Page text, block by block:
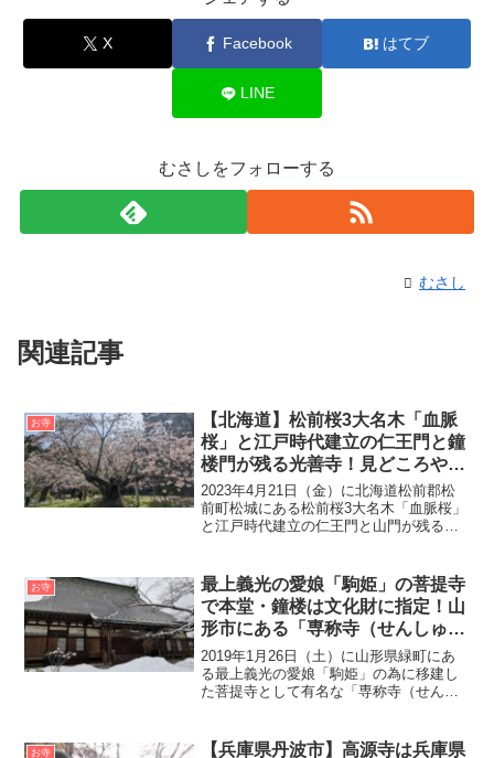
X Facebook はてブ
LINE
むさしをフォローする
むさし
関連記事
お寺
【北海道】松前桜3大名木「血脈
桜」と江戸時代建立の仁王門と鐘
楼門が残る光善寺！見どころや御
朱印、アクセス・無料駐車場をご
紹介
2023年4月21日（金）に北海道松前郡松
前町松城にある松前桜3大名木「血脈桜」
と江戸時代建立の仁王門と山門が残る光
順譽了圓じゅんよりょうえん和尚によっ
て創建され...
お寺
最上義光の愛娘「駒姫」の菩提寺
で本堂・鐘楼は文化財に指定！山
形市にある「専称寺（せんしゅう
じ）」
2019年1月26日（土）に山形県緑町にあ
る最上義光の愛娘「駒姫」の為に移建し
た菩提寺として有名な「専称寺（せんし
本堂（市指定）・鐘楼（県指定）共にの
お寺
【兵庫県丹波市】高源寺は兵庫県